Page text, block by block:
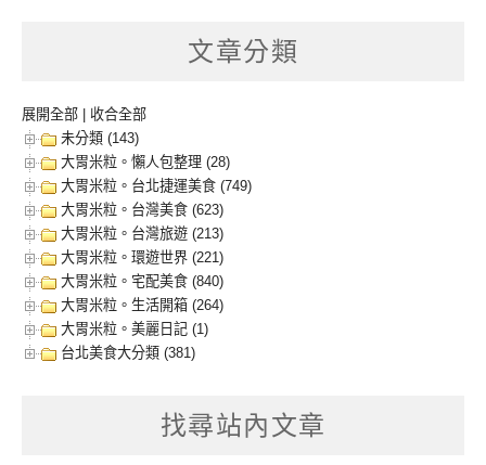
文章分類
展開全部
收合全部
未分類 (143)
大胃米粒。懶人包整理 (28)
大胃米粒。台北捷運美食 (749)
大胃米粒。台灣美食 (623)
大胃米粒。台灣旅遊 (213)
大胃米粒。環遊世界 (221)
大胃米粒。宅配美食 (840)
大胃米粒。生活開箱 (264)
大胃米粒。美麗日記 (1)
台北美食大分類 (381)
找尋站內文章